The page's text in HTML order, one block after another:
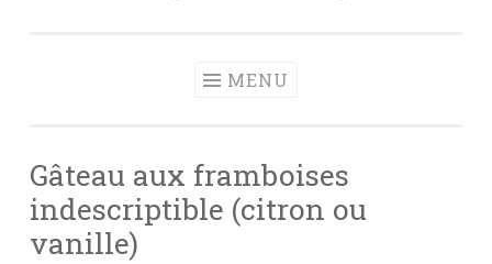
MENU
Gâteau aux framboises
indescriptible (citron ou
vanille)